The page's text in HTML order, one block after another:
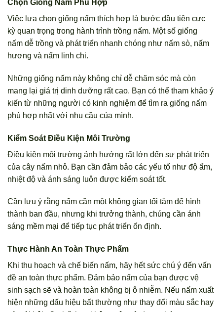
Chọn Giống Nấm Phù Hợp
Việc lựa chọn giống nấm thích hợp là bước đầu tiên cực
kỳ quan trọng trong hành trình trồng nấm. Một số giống
nấm dễ trồng và phát triển nhanh chóng như nấm sò, nấm
hương và nấm linh chi.
Những giống nấm này không chỉ dễ chăm sóc mà còn
mang lại giá trị dinh dưỡng rất cao. Bạn có thể tham khảo ý
kiến từ những người có kinh nghiệm để tìm ra giống nấm
phù hợp nhất với nhu cầu của mình.
Kiểm Soát Điều Kiện Môi Trường
Điều kiện môi trường ảnh hưởng rất lớn đến sự phát triển
của cây nấm nhỏ. Bạn cần đảm bảo các yếu tố như độ ẩm,
nhiệt độ và ánh sáng luôn được kiểm soát tốt.
Cần lưu ý rằng nấm cần một không gian tối tăm để hình
thành ban đầu, nhưng khi trưởng thành, chúng cần ánh
sáng mềm mại để tiếp tục phát triển ổn định.
Thực Hành An Toàn Thực Phẩm
Khi thu hoạch và chế biến nấm, hãy hết sức chú ý đến vấn
đề an toàn thực phẩm. Đảm bảo nấm của bạn được vệ
sinh sạch sẽ và hoàn toàn không bị ô nhiễm. Nếu nấm xuất
hiện những dấu hiệu bất thường như thay đổi màu sắc hay